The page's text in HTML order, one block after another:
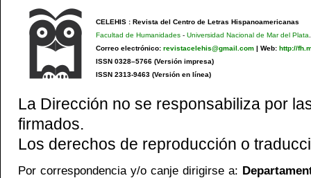
CELEHIS : Revista del Centro de Letras Hispanoamericanas
Facultad de Humanidades- Universidad Nacional de Mar del Plata
Correo electrónico: revistacelehis@gmail.com| Web: http://
ISSN 0328–5766 (Versión impresa)
ISSN 2313-9463 (Versión en línea)
La Dirección no se responsabiliza por
firmados.
Los derechos de reproducción o
Por correspondencia y/o canje dirigirse a: